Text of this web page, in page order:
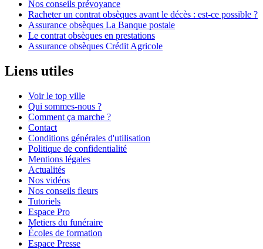
Nos conseils prévoyance
Racheter un contrat obsèques avant le décès : est-ce possible ?
Assurance obsèques La Banque postale
Le contrat obsèques en prestations
Assurance obsèques Crédit Agricole
Liens utiles
Voir le top ville
Qui sommes-nous ?
Comment ça marche ?
Contact
Conditions générales d'utilisation
Politique de confidentialité
Mentions légales
Actualités
Nos vidéos
Nos conseils fleurs
Tutoriels
Espace Pro
Metiers du funéraire
Écoles de formation
Espace Presse